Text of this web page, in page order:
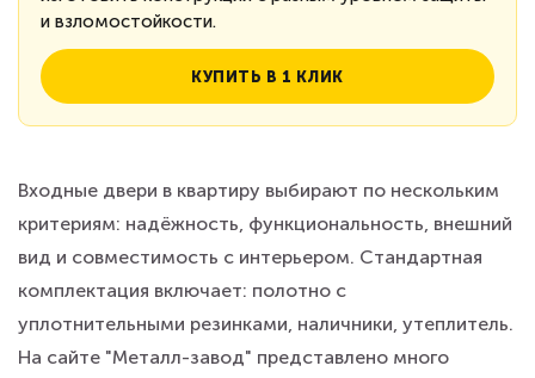
и взломостойкости.
КУПИТЬ В 1 КЛИК
Входные двери в квартиру выбирают по нескольким
критериям: надёжность, функциональность, внешний
вид и совместимость с интерьером. Стандартная
комплектация включает: полотно с
уплотнительными резинками, наличники, утеплитель.
На сайте "Металл-завод" представлено много